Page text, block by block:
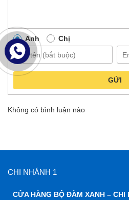
Anh Chị
GỬI
Không có bình luận nào
CHI NHÁNH 1
CỬA HÀNG BỘ ĐÀM XANH – CHI